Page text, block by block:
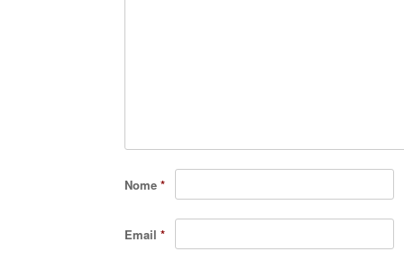
Nome *
Email *